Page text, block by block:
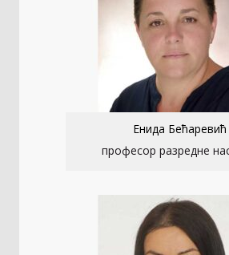
Енида Бећаревић
професор разредне